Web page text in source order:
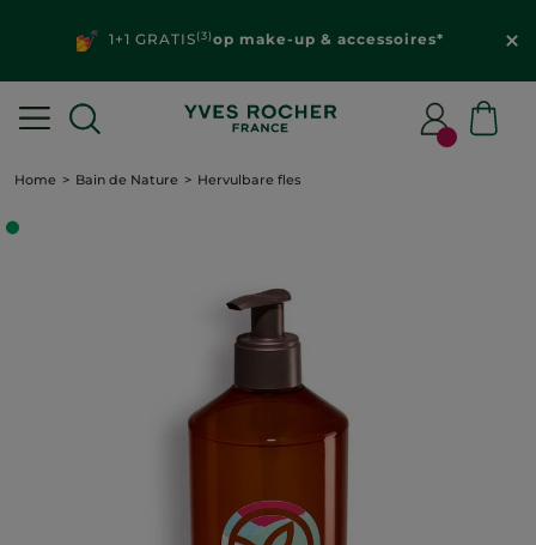
1+1 GRATIS(3)op make-up & accessoires*
Home Bain de Nature Hervulbare fles